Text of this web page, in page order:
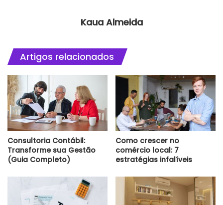
Kaua Almeida
Artigos relacionados
Consultoria Contábil:
Transforme sua Gestão
(Guia Completo)
Como crescer no
comércio local: 7
estratégias infalíveis